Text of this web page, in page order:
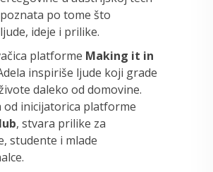
po tome što
ideje i prilike.
platforme Making it in
inspiriše ljude koji grade
daleko od domovine.
od inicijatorica platforme
, stvara prilike za
studente i mlade